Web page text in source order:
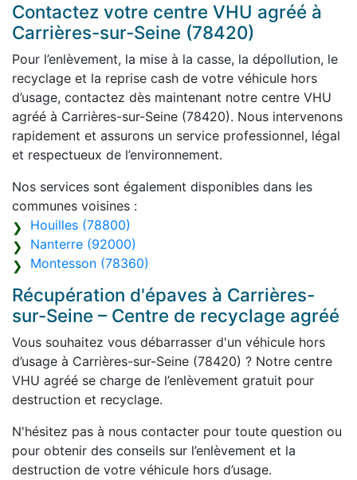
Contactez votre centre VHU agréé à
Carrières-sur-Seine (78420)
Pour l’enlèvement, la mise à la casse, la dépollution, le
recyclage et la reprise cash de votre véhicule hors
d’usage, contactez dès maintenant notre centre VHU
agréé à Carrières-sur-Seine (78420). Nous intervenons
rapidement et assurons un service professionnel, légal
et respectueux de l’environnement.
Nos services sont également disponibles dans les
communes voisines :
Houilles (78800)
Nanterre (92000)
Montesson (78360)
Récupération d'épaves à Carrières-
sur-Seine – Centre de recyclage agréé
Vous souhaitez vous débarrasser d'un véhicule hors
d’usage à Carrières-sur-Seine (78420) ? Notre centre
VHU agréé se charge de l’enlèvement gratuit pour
destruction et recyclage.
N'hésitez pas à nous contacter pour toute question ou
pour obtenir des conseils sur l’enlèvement et la
destruction de votre véhicule hors d’usage.